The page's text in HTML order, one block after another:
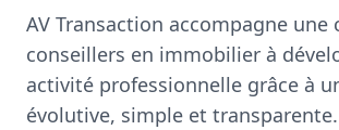
AV Transaction accompagne une
conseillers en immobilier à
activité professionnelle grâce à
évolutive, simple et